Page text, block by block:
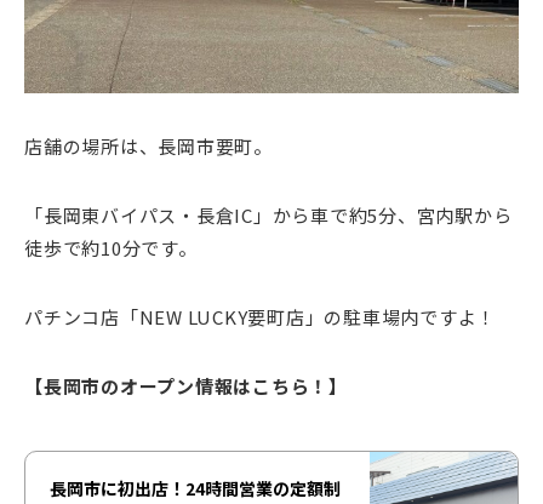
店舗の場所は、長岡市要町。
「長岡東バイパス・長倉IC」から車で約5分、宮内駅から
徒歩で約10分です。
パチンコ店「NEW LUCKY要町店」の駐車場内ですよ！
【長岡市のオープン情報はこちら！】
長岡市に初出店！24時間営業の定額制